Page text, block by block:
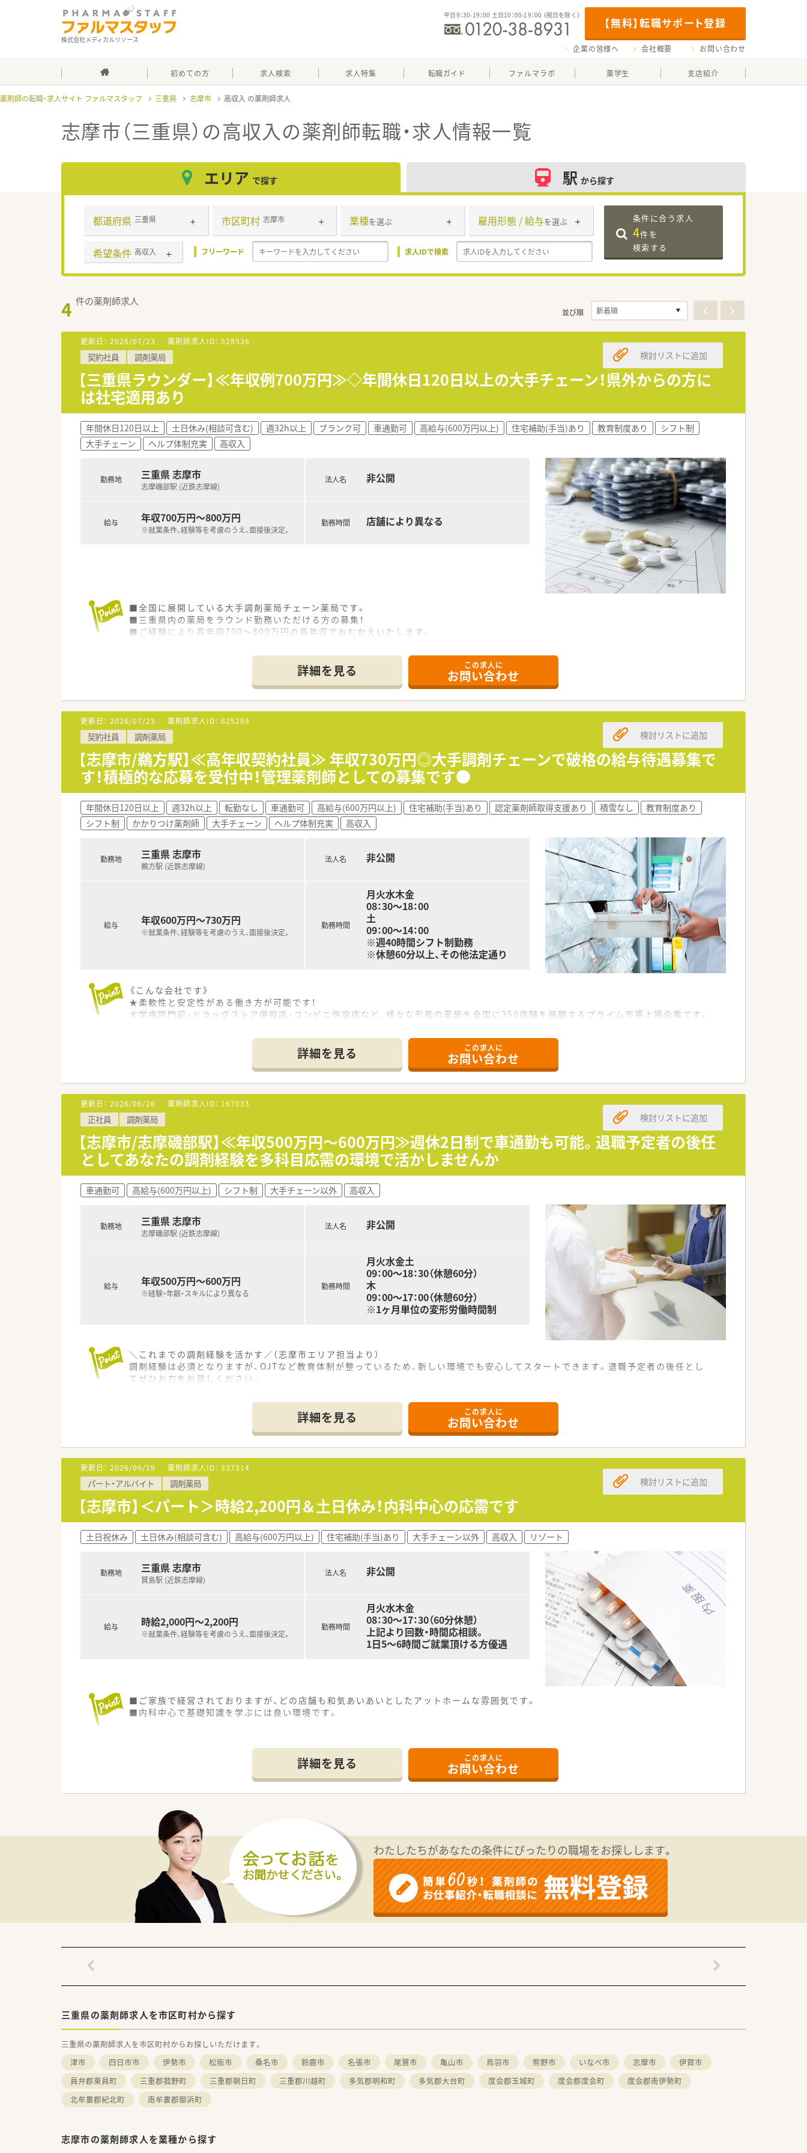
株式会社メディカルリソース
【無料】転職サポート登録
平日9：30-19：00 土日10：00-19：00 （祝日を除く）
企業の皆様へ 会社概要 お問い合わせ
初めての方 求人検索 求人特集 転職ガイド ファルマラボ 薬学生 支店紹介
薬剤師の転職・求人サイト ファルマスタッフ 三重県 志摩市 高収入
志摩市（三重県）の高収入の薬剤師転職・求人情報一覧
エリア で探す 駅 から探す
都道府県 三重県 市区町村 志摩市 業種を選ぶ 雇用形態 / 給与を選ぶ
希望条件 高収入 フリーワード 求人IDで検索
条件に合う求人
4件を
検索する
4 件の薬剤師求人
並び順
更新日： 2026/07/23 薬剤師求人ID： 528536
契約社員 調剤薬局
【三重県ラウンダー】≪年収例700万円≫◇年間休日120日以上の大手チェーン！県外からの方に
は社宅適用あり
検討リストに追加
年間休日120日以上 土日休み(相談可含む) 週32h以上 ブランク可 車通勤可 高給与(600万円以上) 住宅補助(手当)あり 教育制度あり
シフト制
大手チェーン
ヘルプ体制充実 高収入
勤務地 三重県 志摩市
志摩磯部駅 (近鉄志摩線)
給与 年収700万円～800万円
※就業条件、経験等を考慮のうえ、面接後決定。
法人名 非公開
勤務時間 店舗により異なる
■全国に展開している大手調剤薬局チェーン薬局です。
■三重県内の薬局をラウンド勤務いただける方の募集！
■ご経験により高年収700～800万円の高年収でおむかえいたします。
■大手ならではの福利厚生あり！年間休日122日で、お休みが充実しています。
■研修・教育に注力しており、勉強会の他、中途薬剤師向けの教育研修制度、OJTのカリキュラム等が整っています。
詳細を見る この求人に
お問い合わせ
更新日： 2026/07/23 薬剤師求人ID： 625298
契約社員 調剤薬局
【志摩市/鵜方駅】≪高年収契約社員≫ 年収730万円◎大手調剤チェーンで破格の給与待遇募集で
す！積極的な応募を受付中！管理薬剤師としての募集です●
検討リストに追加
年間休日120日以上 週32h以上 転勤なし 車通勤可 高給与(600万円以上) 住宅補助(手当)あり 認定薬剤師取得支援あり 積雪なし
教育制度あり
シフト制
かかりつけ薬剤師 大手チェーン ヘルプ体制充実 高収入
勤務地 三重県 志摩市
鵜方駅 (近鉄志摩線)
給与 年収600万円～730万円
※就業条件、経験等を考慮のうえ、面接後決定。
法人名 非公開
勤務時間
月火水木金
08：30～18：00
土
09：00～14：00
※週40時間シフト制勤務
※休憩60分以上、その他法定通り
《こんな会社です》
★柔軟性と安定性がある働き方が可能です！
大学病院門前･ドラッグストア併設店･コンビニ併設店など、様々な形態の薬局を全国に350店舗を展開するプライム市場上場企業です。
「自宅通勤」「狭域エリア」「広域エリア」「全国コース」とライフスタイルに合わせて4つの勤務コースから選択する事が出来ます（コース
地域毎（店舗毎）に手当が支給されるので稼ぎたい方は、手当が厚い地域（北海道・沖縄県は特に高く設定されてます）を希望する事も可能
★現場主義の社風です！
患者さま一人ひとりとしっかり向きあって服薬指導をしたいという現場の想いと立ち仕事が多い薬剤師の身体の負担を減らしたいとい
う会社の想いから「座りカウンター」を積極的に導入しています。
最新の監査システムを導入しており、薬剤師の皆さんが安心して調剤が出来る環境が整っています。
DI委員会への参加によって、現場の意見を反映させたジェネリックの選定等に関わる事ができます。
★薬剤師として成長出来る環境があります！
約26年前から在宅・施設業務に取り組んで来た経験･実績を活かし医療機関との連携を深めてます。
「機能性のあるアロマ」や「医療用サプリメント」を活用した予防医療にも携わる事が可能です。
より高度な知識を学びたい方という方には、大学病院の敷地内へも薬局を出店しており、病院と連携し病院研修を実施しており「外来が
ん治療認定薬剤師」をはじめとする資格・専門性を身につける事が出来る様にサポートしてくれます。
キャリアアップについても個人の志向に合わせた「マネジメントキャリア（エリア長⇒SV⇒支店長⇒支社長）」と「スペシャリストキャリ
薬剤師資格以外の資格に対しても手当を支給（アロマテラピー検定、かかりつけ薬剤師など）。
病気やケガなどで働けないときの生活費をサポート「LTD（保険）」に会社が加入してくれます。
「自宅通勤コース」且つ賃貸物件に居住されている方は、住宅手当「20,000～40,000円」を支給。
産休･育休の取得率100%、復帰率96%と女性の方が安心して復帰出来る環境づくりに努めています。
詳細を見る この求人に
お問い合わせ
更新日： 2026/06/26 薬剤師求人ID： 167033
正社員 調剤薬局
【志摩市/志摩磯部駅】≪年収500万円～600万円≫週休2日制で車通勤も可能。退職予定者の後任
としてあなたの調剤経験を多科目応需の環境で活かしませんか
検討リストに追加
車通勤可 高給与(600万円以上) シフト制 大手チェーン以外 高収入
勤務地 三重県 志摩市
志摩磯部駅 (近鉄志摩線)
給与 年収500万円～600万円
※経験・年齢・スキルにより異なる
法人名 非公開
勤務時間
月火水金土
09：00～18：30（休憩60分）
木
09：00～17：00（休憩60分）
※1ヶ月単位の変形労働時間制
＼これまでの調剤経験を活かす／（志摩市エリア担当より）
調剤経験は必須となりますが、OJTなど教育体制が整っているため、新しい環境でも安心してスタートできます。退職予定者の後任とし
てぜひお力をお貸しください。
■志摩磯部駅から徒歩8分ほどの場所に位置しており、毎日の通勤にも非常に便利な好立地の調剤薬局です。
■内科や整形外科をはじめとする多岐にわたる科目の処方箋を、1日あたり70枚から80枚ほど応需しています。
■常時2名の薬剤師体制を整えており、お互いにフォローし合いながらスムーズに業務を進められる環境です。
【法人特徴について】
■地域に根ざした医療サービスを提供しており、近隣の医療機関や患者様からの厚い信頼を獲得している法人です。
■大手チェーン店にはないアットホームな雰囲気があり、一人ひとりの意見が反映されやすい風通しの良さがあります。
■従業員が長く安心して働けるような職場づくりに注力しており、福利厚生や各種手当の充実を図っています。
【想定されるモデル年収】
■調剤薬局での経験が豊富な方であれば、入社初年度から年収600万円近い好条件でスタートすることも可能です。
■日々の業務における貢献度やスキルの向上に応じて、定期的な昇給や賞与によってしっかりと評価を行います。
■地域密着型の薬局として患者様からの感謝の言葉を直接受け取ることができ、薬剤師としての誇りを感じられます。
詳細を見る この求人に
お問い合わせ
更新日： 2026/06/19 薬剤師求人ID： 337314
パート・アルバイト 調剤薬局
【志摩市】＜パート＞時給2,200円＆土日休み！内科中心の応需です
検討リストに追加
土日祝休み 土日休み(相談可含む) 高給与(600万円以上) 住宅補助(手当)あり 大手チェーン以外 高収入 リゾート
勤務地 三重県 志摩市
賢島駅 (近鉄志摩線)
給与 時給2,000円～2,200円
※就業条件、経験等を考慮のうえ、面接後決定。
法人名 非公開
勤務時間
月火水木金
08：30～17：30（60分休憩）
上記より回数・時間応相談。
1日5～6時間ご就業頂ける方優遇
■ご家族で経営されておりますが、どの店舗も和気あいあいとしたアットホームな雰囲気です。
■内科中心で基礎知識を学ぶには良い環境です。
詳細を見る この求人に
お問い合わせ
わたしたちがあなたの条件にぴったりの職場をお探しします。
三重県の薬剤師求人を市区町村から探す
三重県の薬剤師求人を市区町村からお探しいただけます。
津市
四日市市 伊勢市 松阪市 桑名市 鈴鹿市 名張市 尾鷲市 亀山市 鳥羽市 熊野市 いなべ市 志摩市
伊賀市
員弁郡東員町
三重郡菰野町 三重郡朝日町 三重郡川越町 多気郡明和町 多気郡大台町 度会郡玉城町 度会郡度会町
度会郡南伊勢町
北牟婁郡紀北町
南牟婁郡御浜町
志摩市の薬剤師求人を業種から探す